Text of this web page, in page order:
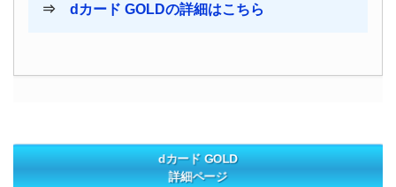
⇒ dカード GOLDの詳細はこちら
dカード GOLD
詳細ページ